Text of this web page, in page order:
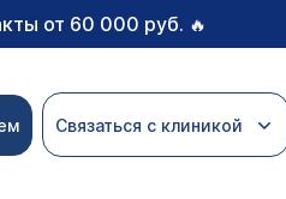
от 60 000 руб. 🔥
Связаться с клиникой